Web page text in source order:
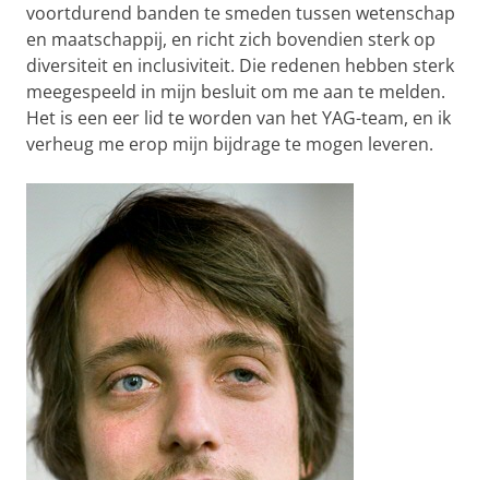
voortdurend banden te smeden tussen wetenschap
en maatschappij, en richt zich bovendien sterk op
diversiteit en inclusiviteit. Die redenen hebben sterk
meegespeeld in mijn besluit om me aan te melden.
Het is een eer lid te worden van het YAG-team, en ik
verheug me erop mijn bijdrage te mogen leveren.